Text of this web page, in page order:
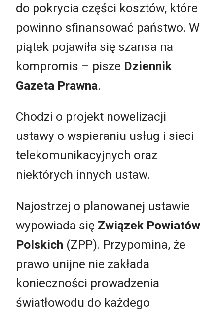
do pokrycia części kosztów, które
powinno sfinansować państwo. W
piątek pojawiła się szansa na
kompromis – pisze Dziennik
Gazeta Prawna.
Chodzi o projekt nowelizacji
ustawy o wspieraniu usług i sieci
telekomunikacyjnych oraz
niektórych innych ustaw.
Najostrzej o planowanej ustawie
wypowiada się Związek Powiatów
Polskich (ZPP). Przypomina, że
prawo unijne nie zakłada
konieczności prowadzenia
światłowodu do każdego